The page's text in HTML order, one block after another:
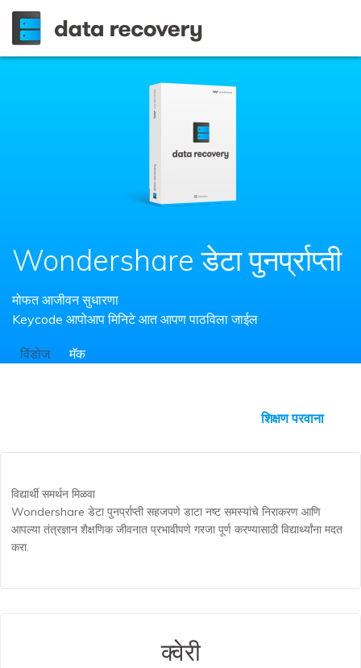
Wondershare डेटा पुनर्प्राप्ती
मोफत आजीवन सुधारणा
Keycode आपोआप मिनिटे आत आपण पाठविला जाईल
विंडोज मॅक
शिक्षण परवाना
विद्यार्थी समर्थन मिळवा
Wondershare डेटा पुनर्प्राप्ती सहजपणे डाटा नष्ट समस्यांचे निराकरण आणि
आपल्या तंत्रज्ञान शैक्षणिक जीवनात प्रभावीपणे गरजा पूर्ण करण्यासाठी विद्यार्थ्यांना मदत
करा.
क्वेरी